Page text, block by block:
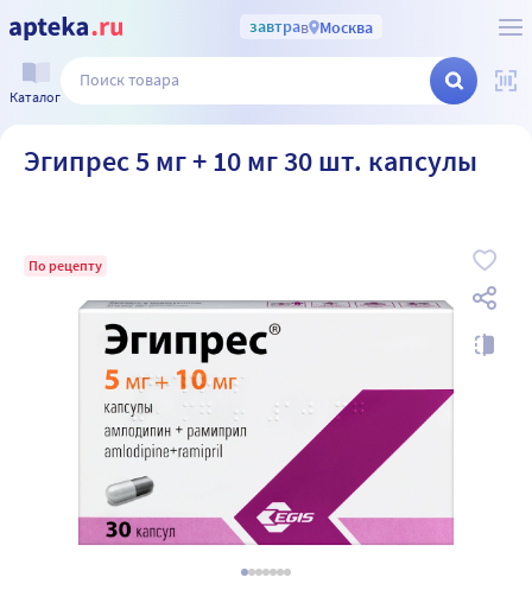
завтрав Москва
Каталог
Эгипрес 5 мг + 10 мг 30 шт. капсулы
По рецепту